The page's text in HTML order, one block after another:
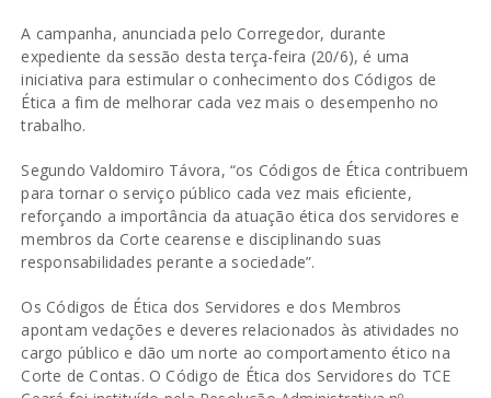
A campanha, anunciada pelo Corregedor, durante
expediente da sessão desta terça-feira (20/6), é uma
iniciativa para estimular o conhecimento dos Códigos de
Ética a fim de melhorar cada vez mais o desempenho no
trabalho.
Segundo Valdomiro Távora, “os Códigos de Ética contribuem
para tornar o serviço público cada vez mais eficiente,
reforçando a importância da atuação ética dos servidores e
membros da Corte cearense e disciplinando suas
responsabilidades perante a sociedade”.
Os Códigos de Ética dos Servidores e dos Membros
apontam vedações e deveres relacionados às atividades no
cargo público e dão um norte ao comportamento ético na
Corte de Contas. O Código de Ética dos Servidores do TCE